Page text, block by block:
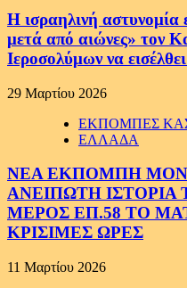
Η ισραηλινή
μετά από αιώνες» τον
Ιεροσολύμων να
29 Μαρτίου 2026
ΕΚΠΟΜΠΕΣ
ΕΛΛΑΔΑ
ΝΕΑ ΕΚΠΟΜΠΗ
ΑΝΕΙΠΩΤΗ
ΜΕΡΟΣ ΕΠ.58 ΤΟ
ΚΡΙΣΙΜΕΣ ΩΡΕΣ
11 Μαρτίου 2026